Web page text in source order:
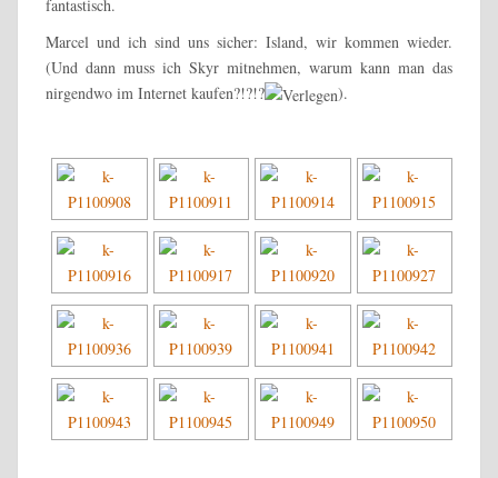
fantastisch.
Marcel und ich sind uns sicher: Island, wir kommen wieder.
(Und dann muss ich Skyr mitnehmen, warum kann man das
nirgendwo im Internet kaufen?!?!?
).